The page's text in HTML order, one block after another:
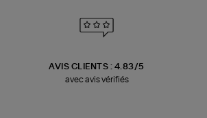
AVIS CLIENTS : 4.83/5
avec avis vérifiés